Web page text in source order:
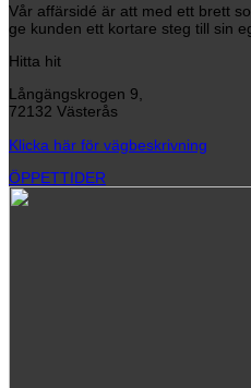
Vår affärsidé är att med ett brett
ge kunden ett kortare steg till sin
Hitta hit
Långängskrogen 9,
72132 Västerås
Klicka här för vägbeskrivning
ÖPPETTIDER